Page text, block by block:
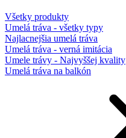
Všetky produkty
Umelá tráva - všetky typy
Najlacnejšia umelá tráva
Umelá tráva - verná imitácia
Umele trávy - Najvyššej kvality
Umelá tráva na balkón